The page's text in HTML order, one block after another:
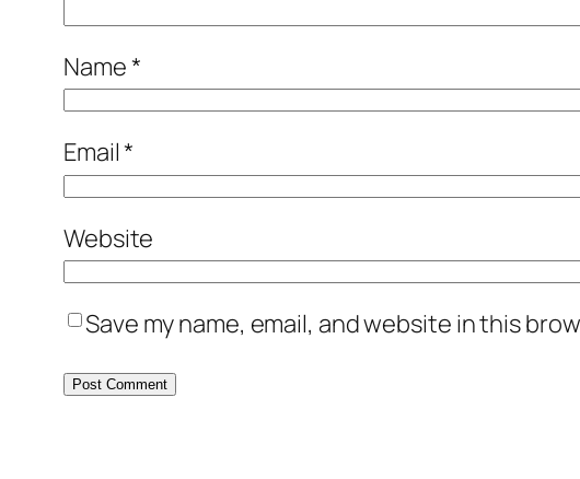
Name*
Email*
Website
Save my name, email, and website in this